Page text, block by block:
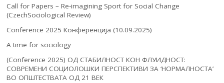
Call for Papers – Re-imagining Sport for Social Change
(CzechSociological Review)
Conference 2025 Конференција (10.09.2025)
A time for sociology
(Conference 2025) ОД СТАБИЛНОСТ КОН ФЛУИДНОСТ:
СОВРЕМЕНИ СОЦИОЛОШКИ ПЕРСПЕКТИВИ ЗА ‘НОРМАЛНОСТА’
ВО ОПШТЕСТВАТА ОД 21 ВЕК